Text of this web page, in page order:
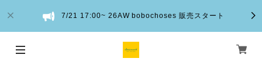
7/21 17:00~ 26AW bobochoses 販売スタート